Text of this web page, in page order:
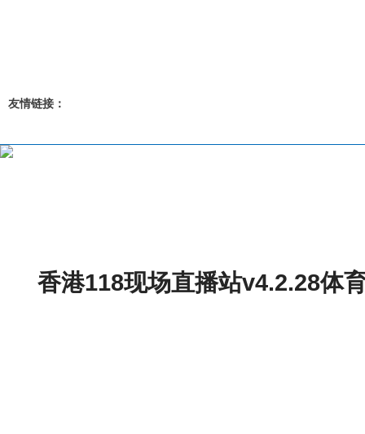
友情链接：
香港118现场直播站v4.2.28体